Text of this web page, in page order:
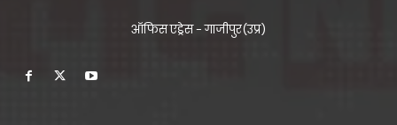
ऑफिस एड्रेस - गाजीपुर(उप्र)